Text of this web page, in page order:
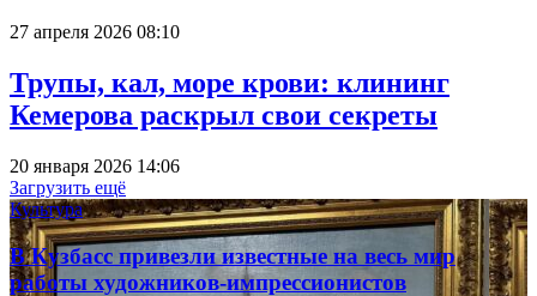
27 апреля 2026 08:10
Трупы, кал, море крови: клининг
Кемерова раскрыл свои секреты
20 января 2026 14:06
Загрузить ещё
Культура
В Кузбасс привезли известные на весь мир
работы художников-импрессионистов